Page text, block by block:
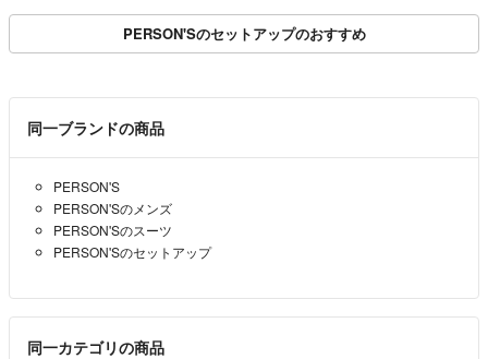
PERSON'Sのセットアップのおすすめ
同一ブランドの商品
PERSON'S
PERSON'Sのメンズ
PERSON'Sのスーツ
PERSON'Sのセットアップ
同一カテゴリの商品